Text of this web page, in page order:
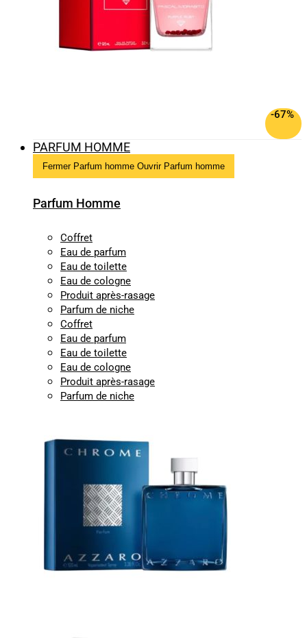
-67%
PARFUM HOMME
Fermer Parfum homme Ouvrir Parfum homme
Parfum Homme
Coffret
Eau de parfum
Eau de toilette
Eau de cologne
Produit après-rasage
Parfum de niche
Coffret
Eau de parfum
Eau de toilette
Eau de cologne
Produit après-rasage
Parfum de niche